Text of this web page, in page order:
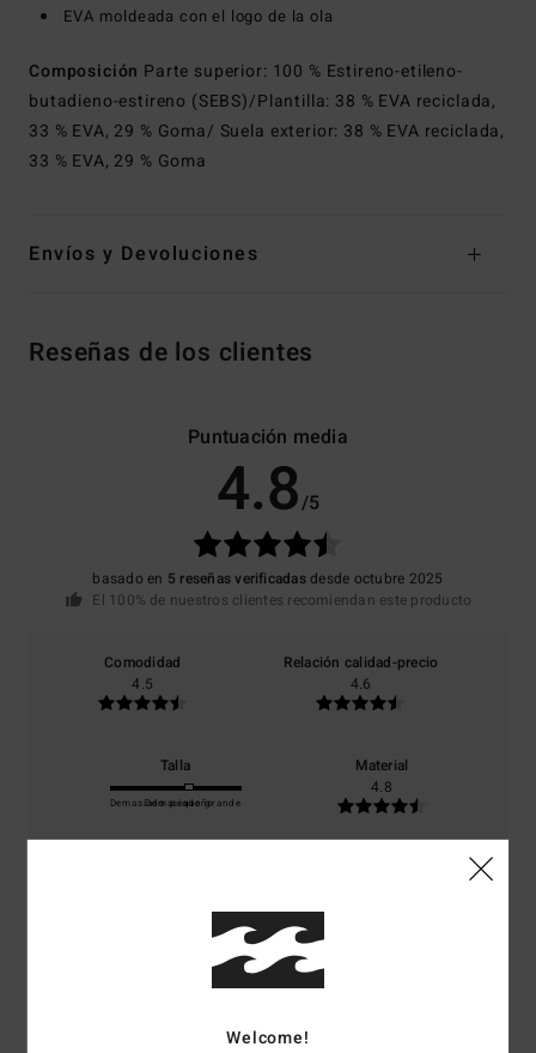
EVA moldeada con el logo de la ola
Composición Parte superior: 100 % Estireno-etileno-
butadieno-estireno (SEBS)/Plantilla: 38 % EVA reciclada,
33 % EVA, 29 % Goma/ Suela exterior: 38 % EVA reciclada,
33 % EVA, 29 % Goma
Envíos y Devoluciones
Reseñas de los clientes
Puntuación media
4.8/5
basado en 5 reseñas verificadasdesde octubre 2025
El 100% de nuestros clientes recomiendan este producto
Comodidad
4.5
Relación calidad-precio
4.6
Talla
Demasiado pequeño
Demasiado grande
Material
4.8
5/5
Welcome!